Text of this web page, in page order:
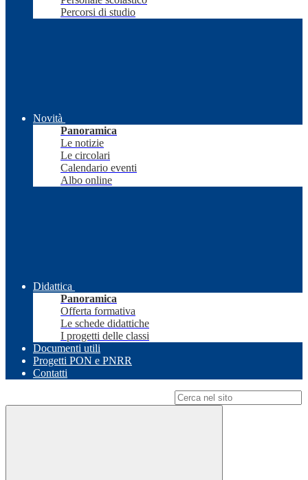
Percorsi di studio
Novità
Panoramica
Le notizie
Le circolari
Calendario eventi
Albo online
Didattica
Panoramica
Offerta formativa
Le schede didattiche
I progetti delle classi
Documenti utili
Progetti PON e PNRR
Contatti